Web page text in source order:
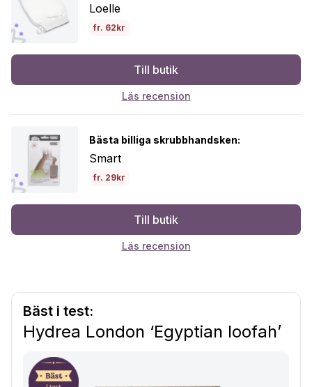
Loelle
fr. 62kr
Till butik
Läs recension
Bästa billiga skrubbhandsken:
Smart
fr. 29kr
Till butik
Läs recension
Bäst i test:
Hydrea London ‘Egyptian loofah’